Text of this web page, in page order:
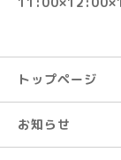
トップページ
お知らせ